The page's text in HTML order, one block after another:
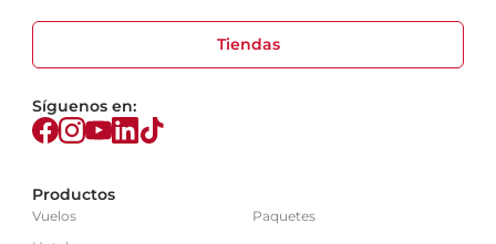
Tiendas
Síguenos en:
Productos
Vuelos
Paquetes